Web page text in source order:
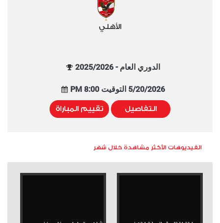
الأهلي
الدوري العام - 2025/2026
5/20/2026 التوقيت 8:00 PM
التفاصيل تقييم المباراة
الفيديوهات الأكثر مشاهدة خلال شهر